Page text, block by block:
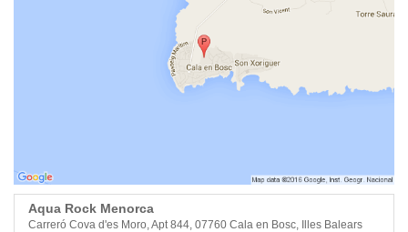
Aqua Rock Menorca
Carreró Cova d'es Moro, Apt 844, 07760 Cala en Bosc, Illes Balears